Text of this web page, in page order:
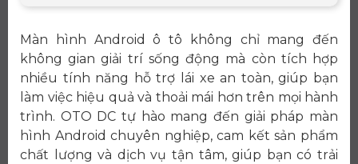
Màn hình Android ô tô không chỉ mang đến
không gian giải trí sống động mà còn tích hợp
nhiều tính năng hỗ trợ lái xe an toàn, giúp bạn
làm việc hiệu quả và thoải mái hơn trên mọi hành
trình. OTO DC tự hào mang đến giải pháp màn
hình Android chuyên nghiệp, cam kết sản phẩm
chất lượng và dịch vụ tận tâm, giúp bạn có trải